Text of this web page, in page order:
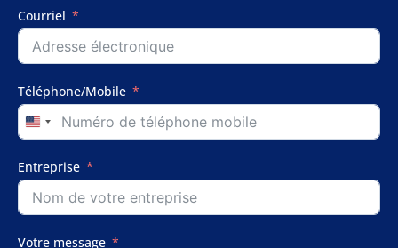
Courriel
Téléphone/Mobile
United
States
+1
Entreprise
Votre message